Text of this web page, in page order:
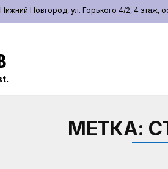
Новгород, ул. Горького 4/2, 4 этаж,
МЕТКА: